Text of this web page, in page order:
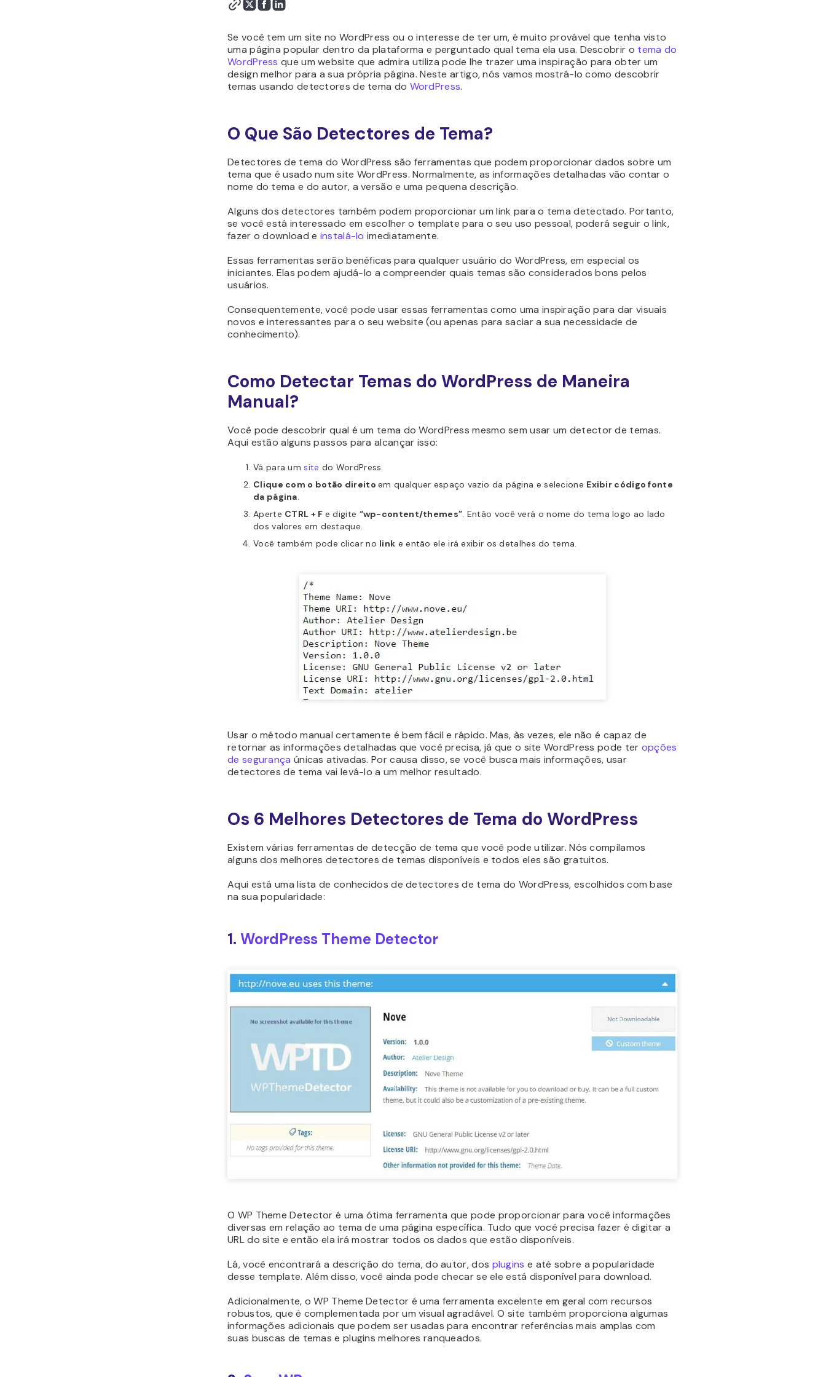
Se você tem um site no WordPress ou o interesse de ter um, é muito provável que tenha visto
uma página popular dentro da plataforma e perguntado qual tema ela usa. Descobrir o tema do
WordPress que um website que admira utiliza pode lhe trazer uma inspiração para obter um
design melhor para a sua própria página. Neste artigo, nós vamos mostrá-lo como descobrir
temas usando detectores de tema do WordPress.
O Que São Detectores de Tema?
Detectores de tema do WordPress são ferramentas que podem proporcionar dados sobre um
tema que é usado num site WordPress. Normalmente, as informações detalhadas vão contar o
nome do tema e do autor, a versão e uma pequena descrição.
Alguns dos detectores também podem proporcionar um link para o tema detectado. Portanto,
se você está interessado em escolher o template para o seu uso pessoal, poderá seguir o link,
fazer o download e instalá-lo imediatamente.
Essas ferramentas serão benéficas para qualquer usuário do WordPress, em especial os
iniciantes. Elas podem ajudá-lo a compreender quais temas são considerados bons pelos
usuários.
Consequentemente, você pode usar essas ferramentas como uma inspiração para dar visuais
novos e interessantes para o seu website (ou apenas para saciar a sua necessidade de
conhecimento).
Como Detectar Temas do WordPress de Maneira
Manual?
Você pode descobrir qual é um tema do WordPress mesmo sem usar um detector de temas.
Aqui estão alguns passos para alcançar isso:
Vá para umsite do WordPress.
Clique com o botão direitoem qualquer espaço vazio da página e selecione Exibir código fonte
da página
Aperte CTRL + F e digite “wp-content/themes” . Então você verá o nome do tema logo ao lado
dos valores em destaque.
Você também pode clicar no link e então ele irá exibir os detalhes do tema.
Usar o método manual certamente é bem fácil e rápido. Mas, às vezes, ele não é capaz de
retornar as informações detalhadas que você precisa, já que o site WordPress pode ter opções
de segurança únicas ativadas. Por causa disso, se você busca mais informações, usar
detectores de tema vai levá-lo a um melhor resultado.
Os 6 Melhores Detectores de Tema do WordPress
Existem várias ferramentas de detecção de tema que você pode utilizar. Nós compilamos
alguns dos melhores detectores de temas disponíveis e todos eles são gratuitos.
Aqui está uma lista de conhecidos de detectores de tema do WordPress, escolhidos com base
na sua popularidade:
1. WordPress Theme Detector
O WP Theme Detector é uma ótima ferramenta que pode proporcionar para você informações
diversas em relação ao tema de uma página específica. Tudo que você precisa fazer é digitar a
URL do site e então ela irá mostrar todos os dados que estão disponíveis.
Lá, você encontrará a descrição do tema, do autor, dos plugins e até sobre a popularidade
desse template. Além disso, você ainda pode checar se ele está disponível para download.
Adicionalmente, o WP Theme Detector é uma ferramenta excelente em geral com recursos
robustos, que é complementada por um visual agradável. O site também proporciona algumas
informações adicionais que podem ser usadas para encontrar referências mais amplas com
suas buscas de temas e plugins melhores ranqueados.